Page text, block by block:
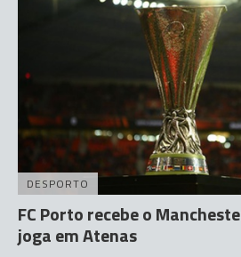
DESPORTO
FC Porto recebe o
joga em Atenas